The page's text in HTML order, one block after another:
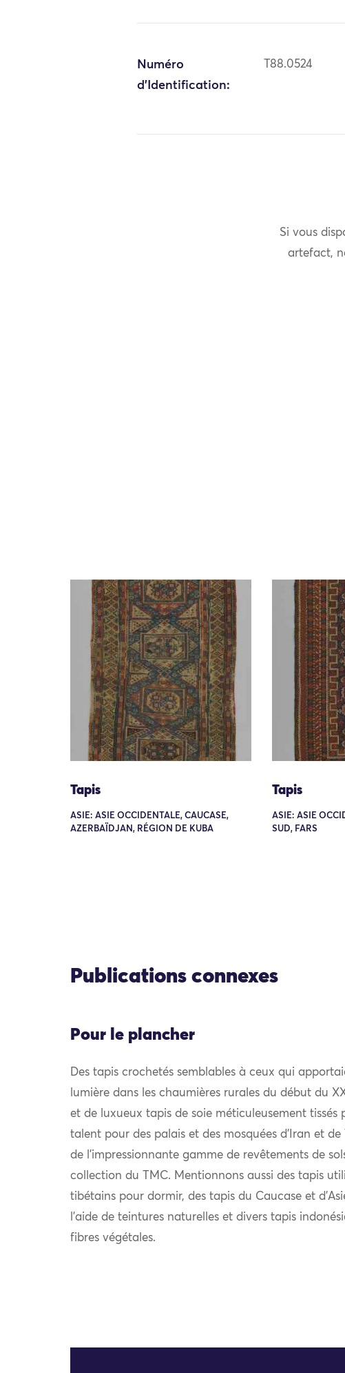
Numéro
d'Identification:
T88.0524
Si vous
artefact,
Tapis
ASIE: ASIE OCCIDENTALE, CAUCASE,
AZERBAÏDJAN, RÉGION DE KUBA
Tapis
ASIE: ASIE
SUD, FARS
Publications connexes
Pour le plancher
Des tapis crochetés semblables à ceux qui
lumière dans les chaumières rurales du début du
et de luxueux tapis de soie méticuleusement tissés
talent pour des palais et des mosquées d’Iran et
de l’impressionnante gamme de revêtements de
collection du TMC. Mentionnons aussi des tapis
tibétains pour dormir, des tapis du Caucase et
l’aide de teintures naturelles et divers tapis
fibres végétales.